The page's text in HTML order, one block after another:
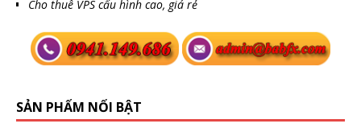
Cho thuê VPS cấu hình cao, giá rẻ
SẢN PHẨM NỔI BẬT